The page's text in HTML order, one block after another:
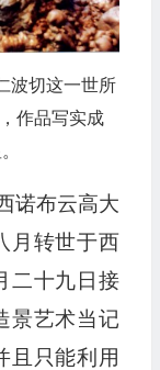
波切这一世所
作品写实成
诺布云高大
月转世于西
二十九日接
景艺术当记
且只能利用